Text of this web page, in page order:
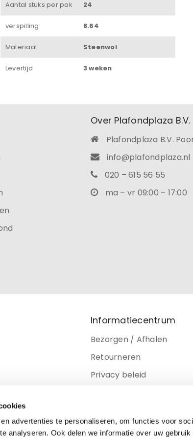
advertenties te personaliseren, om functies voor
analyseren. Ook delen we informatie over uw
Aantal stuks per pak 24
verspilling 8.64
Materiaal Steenwol
Levertijd 3 weken
Over Plafondplaza B.V.
Plafondplaza B.V.
info@plafondplaza.nl
020 – 615 56 55
ma – vr 09:00 – 17:00
Informatiecentrum
Bezorgen / Afhalen
Retourneren
Privacy beleid